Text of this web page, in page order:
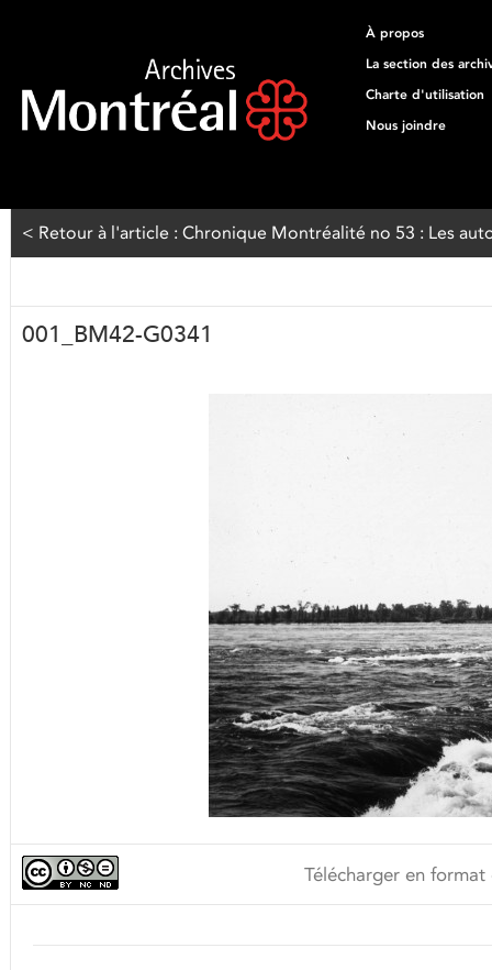
À propos
La section des
Charte d'utilisation
Nous joindre
< Retour à l'article : Chronique Montréalité no 53 : Les
001_BM42-G0341
Télécharger en